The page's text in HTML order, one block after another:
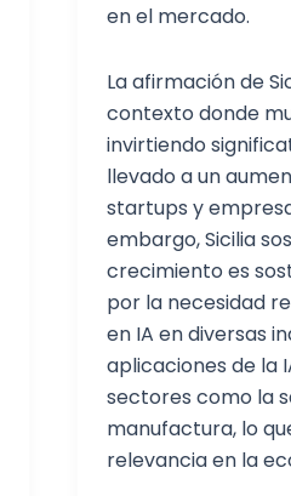
en el mercado.
La afirmación de
contexto donde
invirtiendo
llevado a un
startups y
embargo, Sicilia
crecimiento es
por la necesidad
en IA en diversas
aplicaciones de la
sectores como la
manufactura, lo
relevancia en la